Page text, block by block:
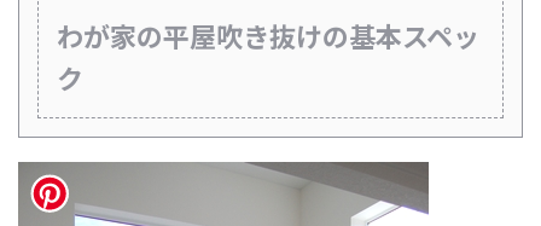
わが家の平屋吹き抜けの基本スペッ
ク